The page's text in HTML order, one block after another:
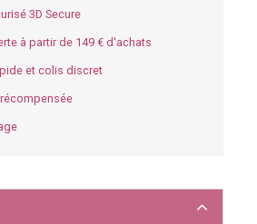
3D Secure
à partir de 149 € d'achats
et colis discret